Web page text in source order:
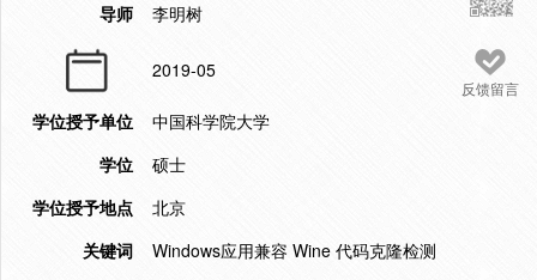
反馈留言
导师
李明树
2019-05
学位授予单位
中国科学院大学
学位
硕士
学位授予地点
北京
关键词
Windows应用兼容 Wine 代码克隆检测